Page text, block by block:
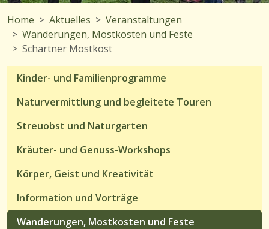
Home Aktuelles
Veranstaltungen
Wanderungen, Mostkosten und Feste
Schartner Mostkost
Kinder- und Familienprogramme
Naturvermittlung und begleitete Touren
Streuobst und Naturgarten
Kräuter- und Genuss-Workshops
Körper, Geist und Kreativität
Information und Vorträge
Wanderungen, Mostkosten und Feste